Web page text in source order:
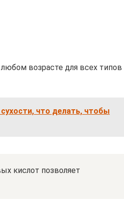
возрасте для всех типов
что делать, чтобы
кислот позволяет